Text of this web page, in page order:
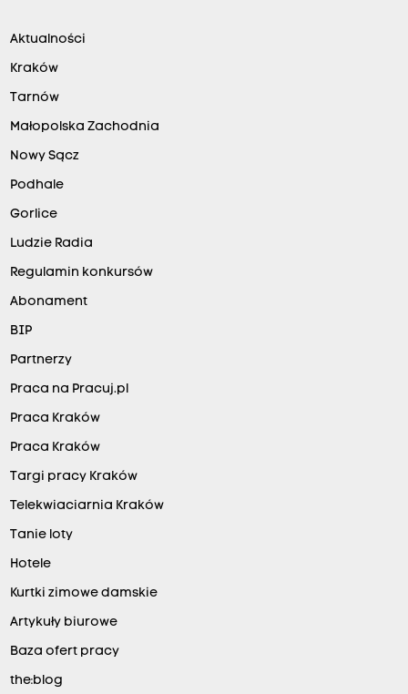
Aktualności
Kraków
Tarnów
Małopolska Zachodnia
Nowy Sącz
Podhale
Gorlice
Ludzie Radia
Regulamin konkursów
Abonament
BIP
Partnerzy
Praca na Pracuj.pl
Praca Kraków
Praca Kraków
Targi pracy Kraków
Telekwiaciarnia Kraków
Tanie loty
Hotele
Kurtki zimowe damskie
Artykuły biurowe
Baza ofert pracy
the:blog